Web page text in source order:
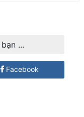
...
Facebook